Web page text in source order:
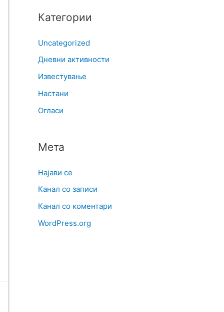
Категории
Uncategorized
Дневни активности
Известување
Настани
Огласи
Мета
Најави се
Канал со записи
Канал со коментари
WordPress.org